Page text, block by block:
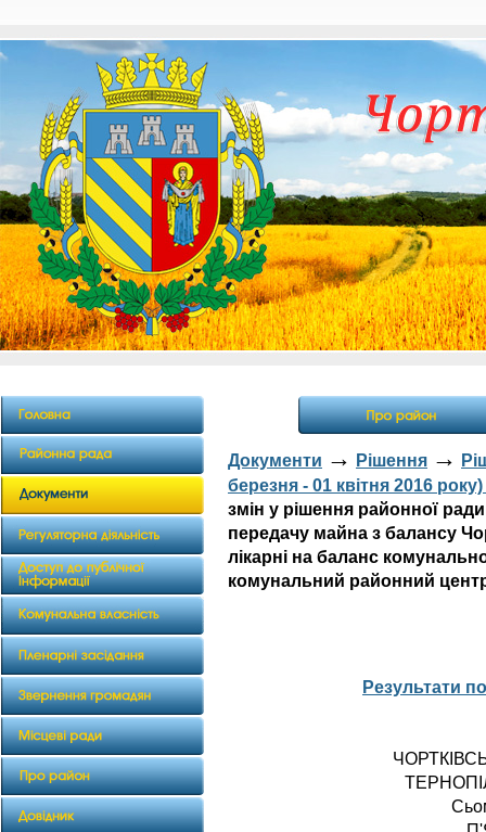
Документи → Рішення →
березня - 01 квітня 2016
змін у рішення районної
передачу майна з балансу
лікарні на баланс
комунальний районний
Результати